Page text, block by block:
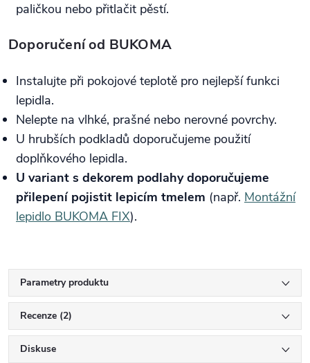
paličkou nebo přitlačit pěstí.
Doporučení od BUKOMA
Instalujte při pokojové teplotě pro nejlepší funkci
lepidla.
Nelepte na vlhké, prašné nebo nerovné povrchy.
U hrubších podkladů doporučujeme použití
doplňkového lepidla.
U variant s dekorem podlahy doporučujeme
přilepení pojistit lepicím tmelem (např. Montážní
lepidlo BUKOMA FIX).
Parametry produktu
Recenze (2)
Diskuse